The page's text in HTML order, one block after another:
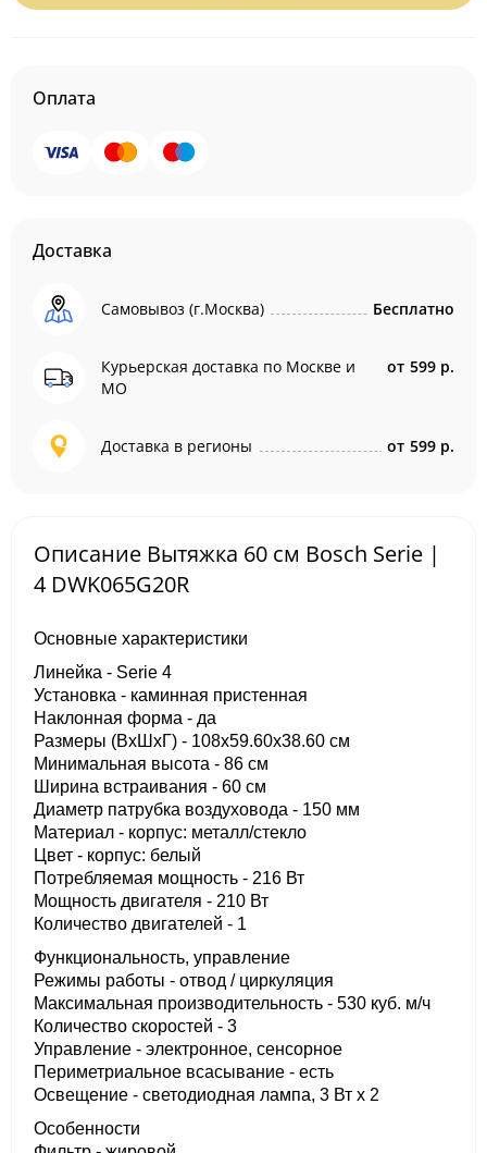
Оплата
Доставка
Самовывоз (г.Москва) Бесплатно
Курьерская доставка по Москве и
МО
от 599 р.
Доставка в регионы от 599 р.
Описание Вытяжка 60 см Bosch Serie |
4 DWK065G20R
Основные характеристики
Линейка - Serie 4
Установка - каминная пристенная
Наклонная форма - да
Размеры (ВхШхГ) - 108х59.60х38.60 см
Минимальная высота - 86 см
Ширина встраивания - 60 см
Диаметр патрубка воздуховода - 150 мм
Материал - корпус: металл/стекло
Цвет - корпус: белый
Потребляемая мощность - 216 Вт
Мощность двигателя - 210 Вт
Количество двигателей - 1
Функциональность, управление
Режимы работы - отвод / циркуляция
Максимальная производительность - 530 куб. м/ч
Количество скоростей - 3
Управление - электронное, сенсорное
Периметриальное всасывание - есть
Освещение - светодиодная лампа, 3 Вт х 2
Особенности